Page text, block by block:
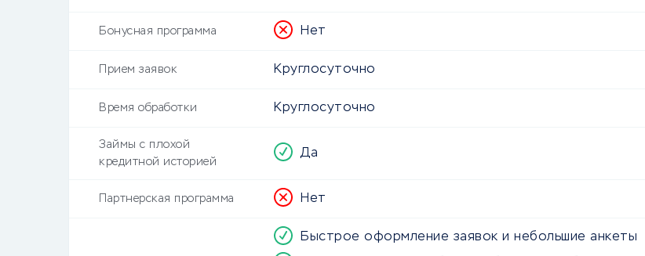
Бонусная программа Нет
Прием заявок Круглосуточно
Время обработки Круглосуточно
Займы с плохой
кредитной историей
Да
Партнерская программа Нет
Быстрое оформление заявок и небольшие анкеты